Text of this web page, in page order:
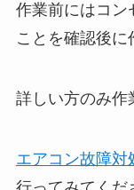
作業前にはコン
ことを確認後に
詳しい方のみ作
エアコン故障対